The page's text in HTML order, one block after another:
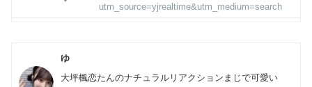
utm_source=yjrealtime&utm_medium=search
ゆ
大坪楓恋たんのナチュラルリアクションまじで可愛い